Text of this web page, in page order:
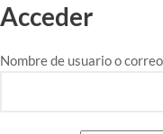
Acceder
Nombre de usuario o